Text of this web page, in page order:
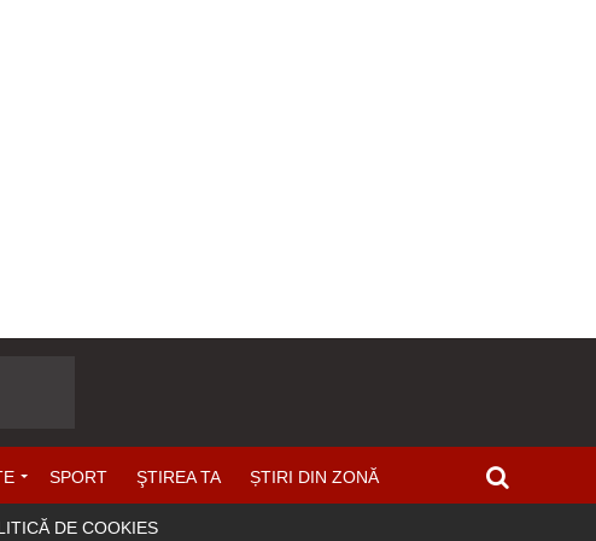
SPORT ŞTIREA TA ȘTIRI DIN ZONĂ
DE COOKIES